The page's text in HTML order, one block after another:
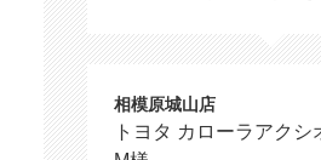
相模原城山店
トヨタ カローラアクシ